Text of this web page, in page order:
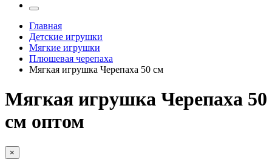
Главная
Детские игрушки
Мягкие игрушки
Плюшевая черепаха
Мягкая игрушка Черепаха 50 см
Мягкая игрушка Черепаха 50
см оптом
×